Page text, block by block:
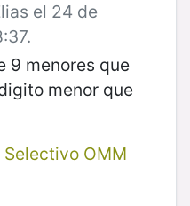
el 24 de
9 menores que
menor que
Selectivo OMM